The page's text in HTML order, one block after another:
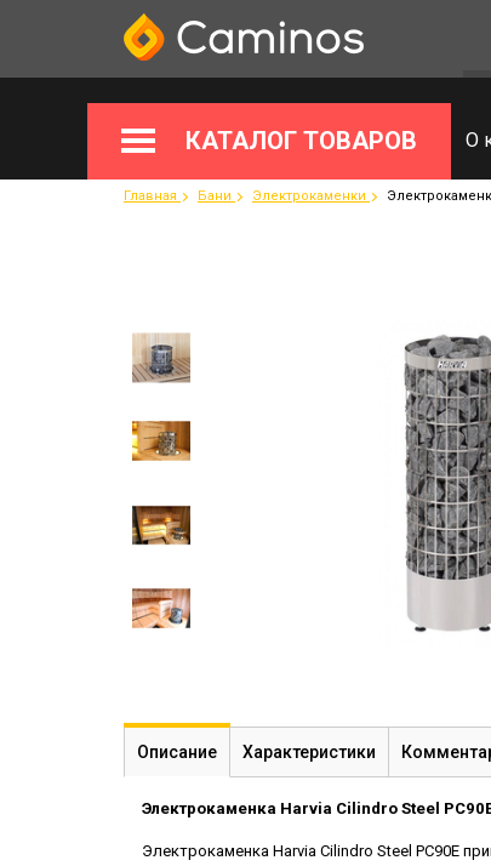
КАТАЛОГ ТОВАРОВ О
Главная Бани Электрокаменки
Описание Характеристики
Электрокаменка Harvia Cilindro Steel
Электрокаменка Harvia Cilindro Steel PC90E